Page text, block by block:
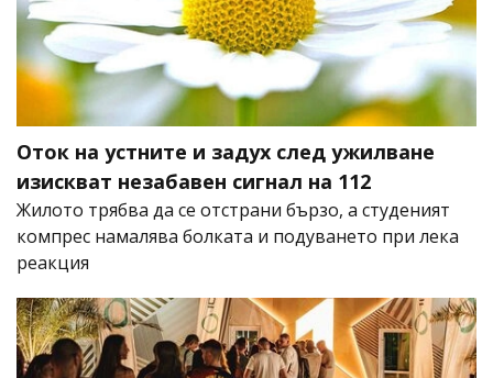
Оток на устните и задух след ужилване
изискват незабавен сигнал на 112
Жилото трябва да се отстрани бързо, а студеният
компрес намалява болката и подуването при лека
реакция